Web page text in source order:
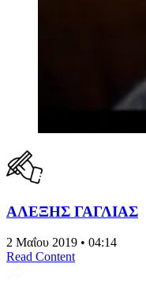
ΑΛΕΞΗΣ ΓΑΓΛΙΑΣ
2 Μαΐου 2019 • 04:14
Read Content